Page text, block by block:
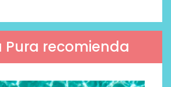
Pura recomienda